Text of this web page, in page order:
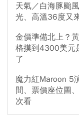
天氣／白海豚颱
光、高溫36度又
金價準備北上？
格摸到4300美元
了
魔力紅Maroon 5
間、票價座位圖
次看